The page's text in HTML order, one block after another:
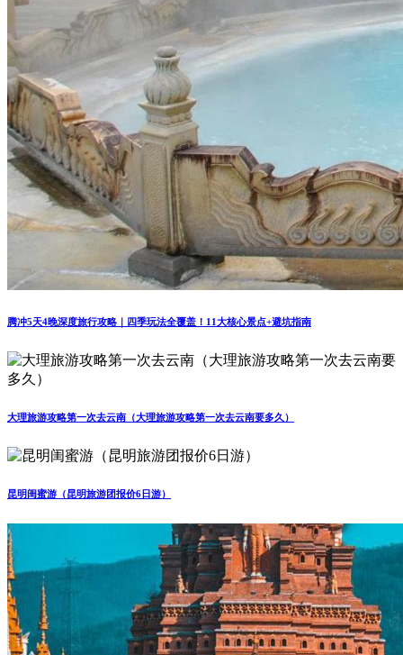
腾冲5天4晚深度旅行攻略｜四季玩法全覆盖！11大核心景点+避坑指南
大理旅游攻略第一次去云南（大理旅游攻略第一次去云南要多久）
昆明闺蜜游（昆明旅游团报价6日游）